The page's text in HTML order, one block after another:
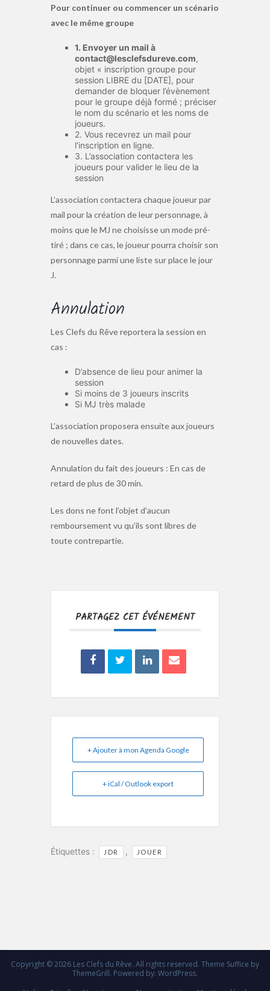
Pour continuer ou commencer un scénario
avec le même groupe
1. Envoyer un mail à
contact@lesclefsdureve.com,
objet « inscription groupe pour
session LIBRE du [DATE], pour
demander de bloquer l’évènement
pour le groupe déjà formé ; préciser
le nom du scénario et les noms de
joueurs.
2. Vous recevrez un mail pour
l’inscription en ligne.
3. L’association contactera les
joueurs pour valider le lieu de la
session
L’association contactera chaque joueur par
mail pour la création de leur personnage, à
moins que le MJ ne choisisse un mode pré-
tiré ; dans ce cas, le joueur pourra choisir son
personnage parmi une liste sur place le jour
J.
Annulation
Les Clefs du Rêve reportera la session en
cas :
D’absence de lieu pour animer la
session
Si moins de 3 joueurs inscrits
Si MJ très malade
L’association proposera ensuite aux joueurs
de nouvelles dates.
Annulation du fait des joueurs : En cas de
retard de plus de 30 min.
Les dons ne font l’objet d’aucun
remboursement vu qu’ils sont libres de
toute contrepartie.
PARTAGEZ CET ÉVÉNEMENT
+ Ajouter à mon Agenda Google
+ iCal / Outlook export
Étiquettes : JDR , JOUER
Copyright © 2026 Les Clefs du Rêve. All rights reserved. Theme Suffice by
ThemeGrill. Powered by: WordPress.